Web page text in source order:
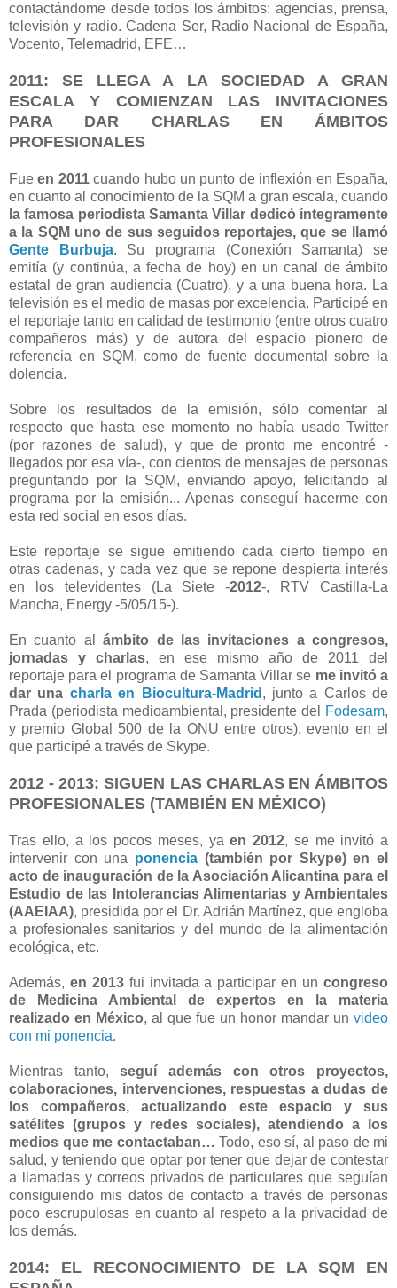
contactándome desde todos los ámbitos: agencias, prensa,
televisión y radio. Cadena Ser, Radio Nacional de España,
Vocento, Telemadrid, EFE…
2011: SE LLEGA A LA SOCIEDAD A GRAN
ESCALA Y COMIENZAN LAS INVITACIONES
PARA DAR CHARLAS
EN ÁMBITOS
PROFESIONALES
Fueen 2011cuando hubo un punto de inflexión en España,
en cuanto al conocimiento de la SQM a gran escala, cuando
la famosa periodista Samanta Villar dedicó íntegramente
a la SQM uno de sus seguidos reportajes, que se llamó
Gente Burbuja. Su programa (Conexión Samanta) se
emitía (y continúa, a fecha de hoy) en un canal de ámbito
estatal de gran audiencia (Cuatro), y a una buena hora. La
televisión es el medio de masas por excelencia. Participé en
el reportaje tanto en calidad de testimonio (entre otros cuatro
compañeros más) y de autora del espacio pionero de
referencia en SQM, como de fuente documental sobre la
dolencia.
Sobre los resultados de la emisión, sólo comentar al
respecto que hasta ese momento no había usado Twitter
(por razones de salud), y que de pronto me encontré -
llegados por esa vía-, con cientos de mensajes de personas
preguntando por la SQM, enviando apoyo, felicitando al
programa por la emisión... Apenas conseguí hacerme con
esta red social en esos días.
Este reportaje se sigue emitiendo cada cierto tiempo en
otras cadenas, y cada vez que se repone despierta interés
en los televidentes (La Siete -2012-, RTV Castilla-La
Mancha, Energy -5/05/15-).
En cuanto alámbito de las invitaciones a congresos,
jornadas y charlas, en ese mismo año de 2011 del
reportaje para el programa de Samanta Villar se me invitó a
dar una charla en Biocultura-Madrid , junto a Carlos de
Prada (periodista medioambiental, presidente del
Fodesam,
y premio Global 500 de la ONU entre otros), evento en el
que participé a través de Skype.
2012 - 2013:SIGUEN LAS CHARLAS EN ÁMBITOS
PROFESIONALES (TAMBIÉN EN MÉXICO)
Tras ello, a los pocos meses, yaen 2012, se me invitó a
intervenir con una ponencia(también por Skype) en el
acto de inauguración de la Asociación Alicantina para el
Estudio de las Intolerancias Alimentarias y Ambientales
(AAEIAA), presidida por el Dr. Adrián Martínez, que engloba
a profesionales sanitarios y del mundo de la alimentación
ecológica, etc.
Además, en 2013fui invitada a participar en uncongreso
de Medicina Ambiental de expertos en la materia
realizado en México, al que fue un honor mandar un video
con mi ponencia.
Mientras tanto,seguí además con otros proyectos,
colaboraciones, intervenciones, respuestas a dudas de
los compañeros, actualizando este espacio y sus
satélites (grupos y redes sociales), atendiendo a los
medios que me contactaban… Todo, eso sí, al paso de mi
salud, y teniendo que optar por tener que dejar de contestar
a llamadas y correos privados de particulares que seguían
consiguiendo mis datos de contacto a través de personas
poco escrupulosas en cuanto al respeto a la privacidad de
los demás.
2014: EL RECONOCIMIENTO DE LA SQM EN